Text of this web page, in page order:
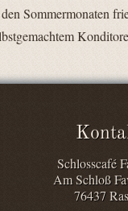
Sommermonaten
Schlosscafé
Am Schloß
76437